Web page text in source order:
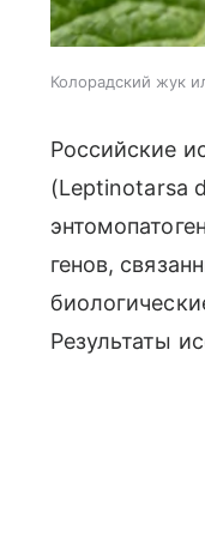
Колорадский жук
Российские
(Leptinotarsa
генов,
Результаты